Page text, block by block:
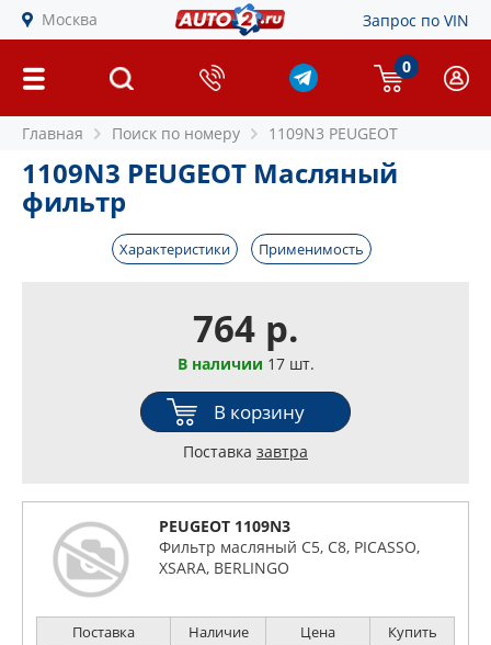
Москва Запрос по VIN
0
Главная Поиск по номеру 1109N3 PEUGEOT
1109N3 PEUGEOT Масляный
фильтр
Характеристики Применимость
764 р.
В наличии 17 шт.
В корзину
Поставка завтра
PEUGEOT 1109N3
Фильтр масляный C5, C8, PICASSO,
XSARA, BERLINGO
Поставка Наличие Цена Купить